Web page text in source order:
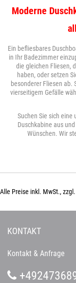
Moderne
Ein befliesbares
in Ihr Badezimmer
die gleichen Fliesen,
haben, oder setzen
besonderer Fliesen ab.
vierseitigem Gefälle
Suchen Sie sich eine
Duschkabine aus
Wünschen. Wir
Alle Preise inkl. MwSt., zzgl.
KONTAKT
Kontakt & Anfrage